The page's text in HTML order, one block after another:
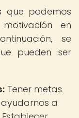
que podemos
en
se
pueden ser
Tener metas
a